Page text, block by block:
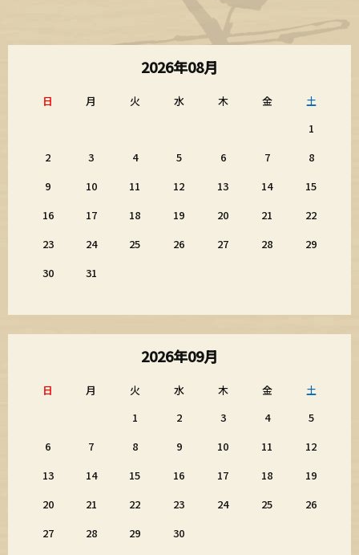
2026年08月
日 月 火 水 木 金
土
1
2
3 4 5 6 7
8
9
10 11 12 13 14
15
16
17 18 19 20 21
22
23
24 25 26 27 28
29
30
31
2026年09月
日 月 火 水 木 金
土
1
2 3 4
5
6
7 8 9 10 11
12
13
14 15 16 17 18
19
20
21 22 23 24 25
26
27
28 29 30